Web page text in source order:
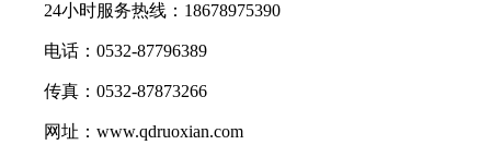
24小时服务热线：18678975390
电话：0532-87796389
传真：0532-87873266
网址：www.qdruoxian.com